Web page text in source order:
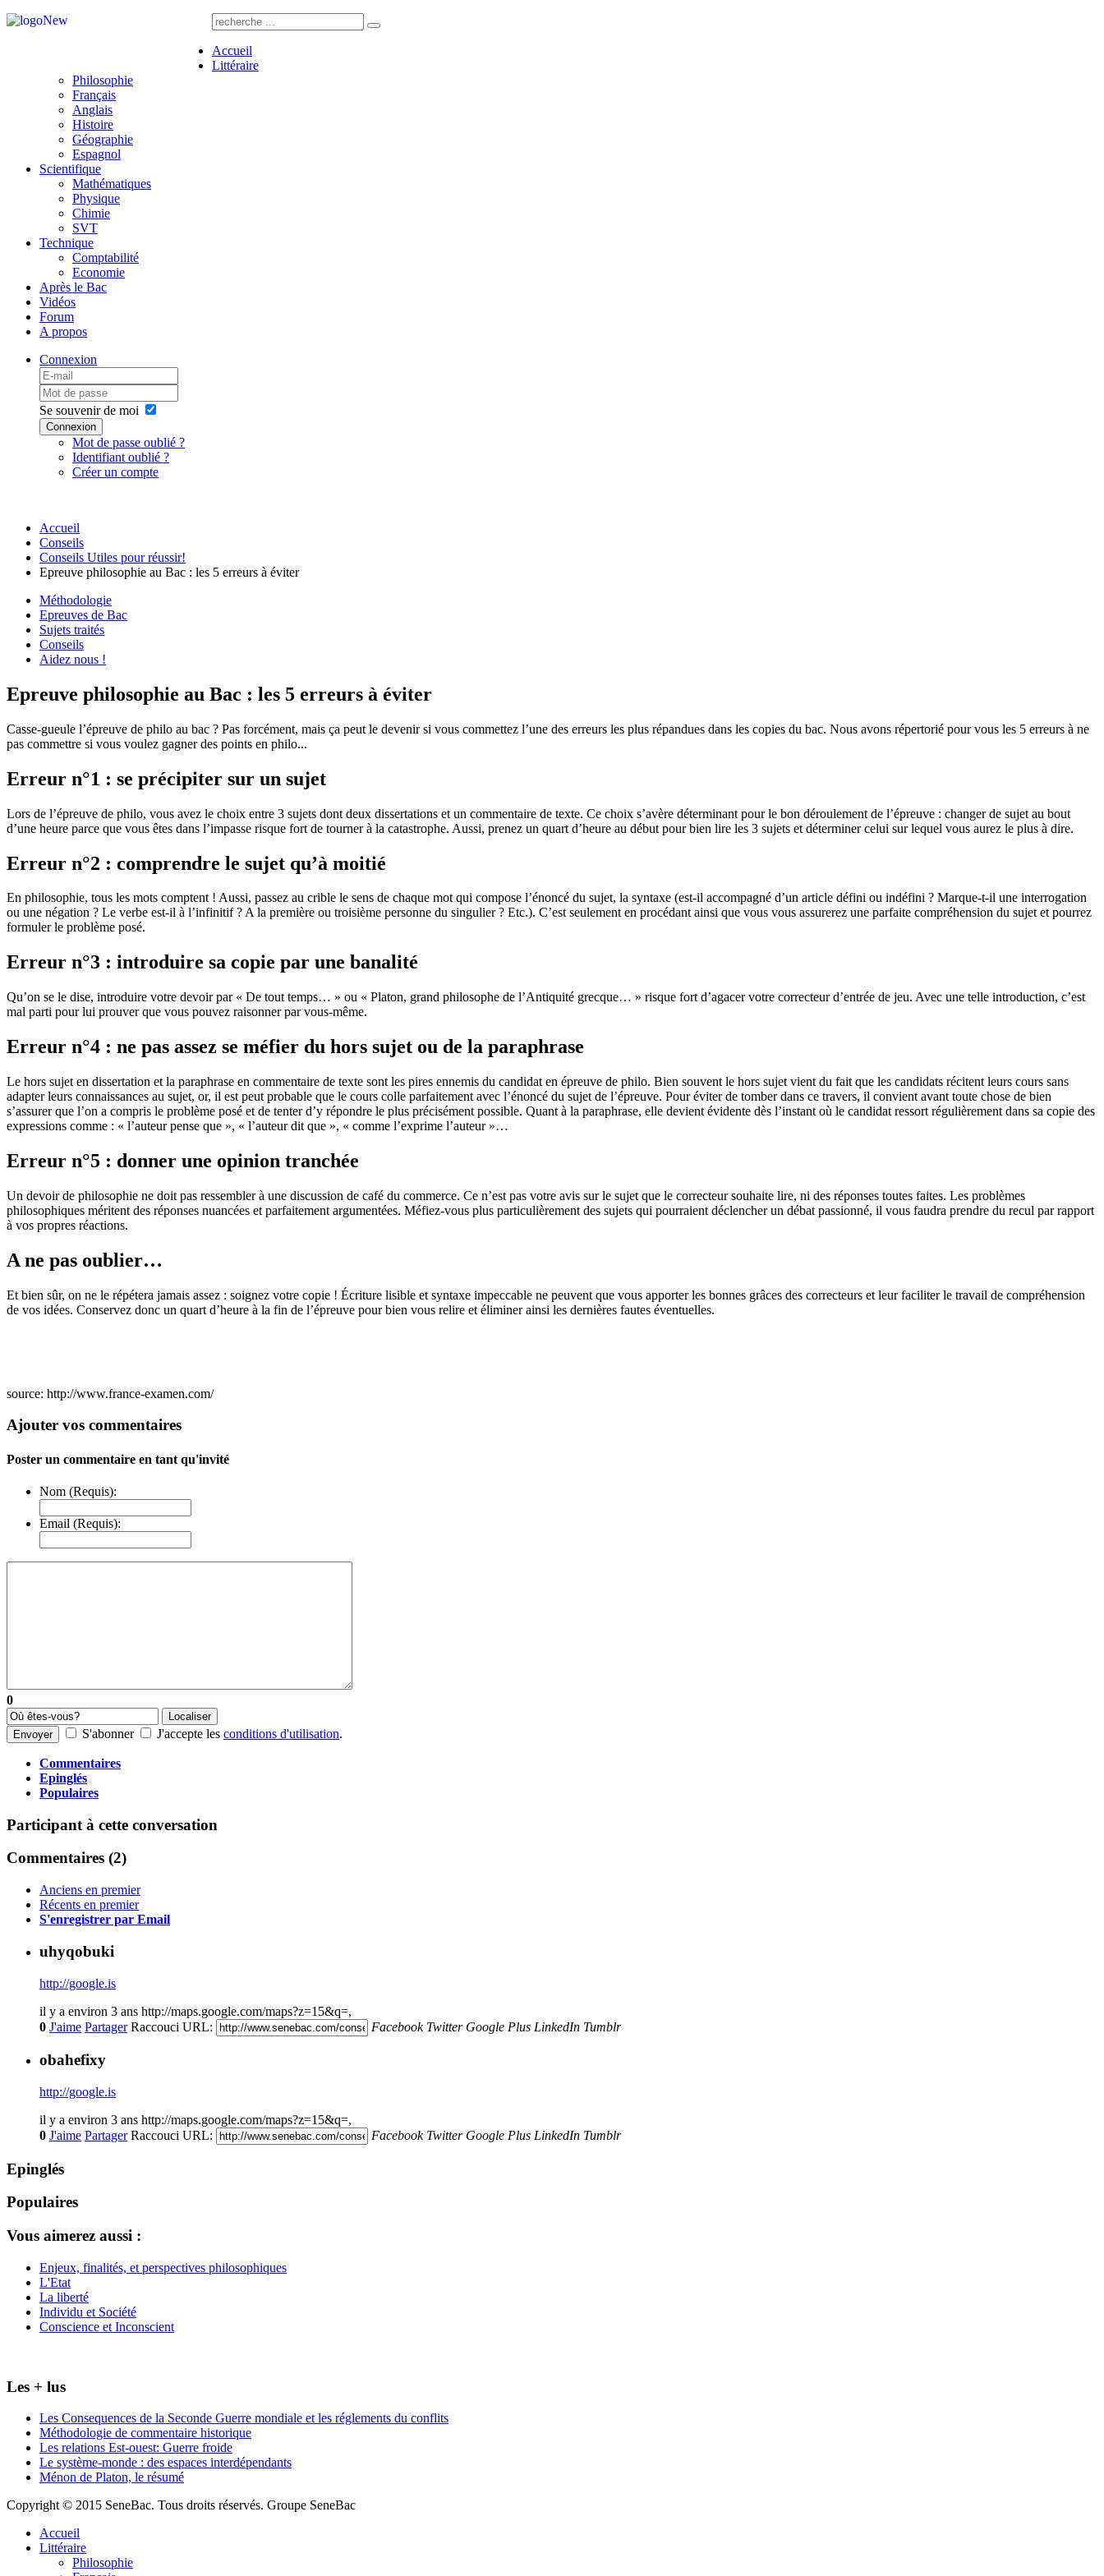
Accueil
Littéraire
Philosophie
Français
Anglais
Histoire
Géographie
Espagnol
Scientifique
Mathématiques
Physique
Chimie
SVT
Technique
Comptabilité
Economie
Après le Bac
Vidéos
Forum
A propos
Connexion
Se souvenir de moi
Connexion
Mot de passe oublié ?
Identifiant oublié ?
Créer un compte
Accueil
Conseils
Conseils Utiles pour réussir!
Epreuve philosophie au Bac : les 5 erreurs à éviter
Méthodologie
Epreuves de Bac
Sujets traités
Conseils
Aidez nous !
Epreuve philosophie au Bac : les 5 erreurs à éviter
Casse-gueule l’épreuve de philo au bac ? Pas forcément, mais ça peut le devenir si vous commettez l’une des erreurs les plus répandues dans les copies du bac. Nous avons répertorié pour vous les 5 erreurs à ne
pas commettre si vous voulez gagner des points en philo...
Erreur n°1 : se précipiter sur un sujet
Lors de l’épreuve de philo, vous avez le choix entre 3 sujets dont deux dissertations et un commentaire de texte. Ce choix s’avère déterminant pour le bon déroulement de l’épreuve : changer de sujet au bout
d’une heure parce que vous êtes dans l’impasse risque fort de tourner à la catastrophe. Aussi, prenez un quart d’heure au début pour bien lire les 3 sujets et déterminer celui sur lequel vous aurez le plus à dire.
Erreur n°2 : comprendre le sujet qu’à moitié
En philosophie, tous les mots comptent ! Aussi, passez au crible le sens de chaque mot qui compose l’énoncé du sujet, la syntaxe (est-il accompagné d’un article défini ou indéfini ? Marque-t-il une interrogation
ou une négation ? Le verbe est-il à l’infinitif ? A la première ou troisième personne du singulier ? Etc.). C’est seulement en procédant ainsi que vous vous assurerez une parfaite compréhension du sujet et pourrez
formuler le problème posé.
Erreur n°3 : introduire sa copie par une banalité
Qu’on se le dise, introduire votre devoir par « De tout temps… » ou « Platon, grand philosophe de l’Antiquité grecque… » risque fort d’agacer votre correcteur d’entrée de jeu. Avec une telle introduction, c’est
mal parti pour lui prouver que vous pouvez raisonner par vous-même.
Erreur n°4 : ne pas assez se méfier du hors sujet ou de la paraphrase
Le hors sujet en dissertation et la paraphrase en commentaire de texte sont les pires ennemis du candidat en épreuve de philo. Bien souvent le hors sujet vient du fait que les candidats récitent leurs cours sans
adapter leurs connaissances au sujet, or, il est peut probable que le cours colle parfaitement avec l’énoncé du sujet de l’épreuve. Pour éviter de tomber dans ce travers, il convient avant toute chose de bien
s’assurer que l’on a compris le problème posé et de tenter d’y répondre le plus précisément possible. Quant à la paraphrase, elle devient évidente dès l’instant où le candidat ressort régulièrement dans sa copie des
expressions comme : « l’auteur pense que », « l’auteur dit que », « comme l’exprime l’auteur »…
Erreur n°5 : donner une opinion tranchée
Un devoir de philosophie ne doit pas ressembler à une discussion de café du commerce. Ce n’est pas votre avis sur le sujet que le correcteur souhaite lire, ni des réponses toutes faites. Les problèmes
philosophiques méritent des réponses nuancées et parfaitement argumentées. Méfiez-vous plus particulièrement des sujets qui pourraient déclencher un débat passionné, il vous faudra prendre du recul par rapport
à vos propres réactions.
A ne pas oublier…
Et bien sûr, on ne le répétera jamais assez : soignez votre copie ! Écriture lisible et syntaxe impeccable ne peuvent que vous apporter les bonnes grâces des correcteurs et leur faciliter le travail de compréhension
de vos idées. Conservez donc un quart d’heure à la fin de l’épreuve pour bien vous relire et éliminer ainsi les dernières fautes éventuelles.
source: http://www.france-examen.com/
Ajouter vos commentaires
Poster un commentaire en tant qu'invité
Nom (Requis):
Email (Requis):
0
Localiser
Envoyer
S'abonner J'accepte les conditions d'utilisation.
Commentaires
Epinglés
Populaires
Participant à cette conversation
Commentaires (2)
Anciens en premier
Récents en premier
S'enregistrer par Email
uhyqobuki
http://google.is
il y a environ 3 ans http://maps.google.com/maps?z=15&q=,
0 J'aime Partager Raccouci URL: Facebook Twitter Google Plus LinkedIn Tumblr
obahefixy
http://google.is
il y a environ 3 ans http://maps.google.com/maps?z=15&q=,
0 J'aime Partager Raccouci URL: Facebook Twitter Google Plus LinkedIn Tumblr
Epinglés
Populaires
Vous aimerez aussi :
Enjeux, finalités, et perspectives philosophiques
L'Etat
La liberté
Individu et Société
Conscience et Inconscient
Les + lus
Les Consequences de la Seconde Guerre mondiale et les réglements du conflits
Méthodologie de commentaire historique
Les relations Est-ouest: Guerre froide
Le système-monde : des espaces interdépendants
Ménon de Platon, le résumé
Copyright © 2015 SeneBac. Tous droits réservés. Groupe SeneBac
Accueil
Littéraire
Philosophie